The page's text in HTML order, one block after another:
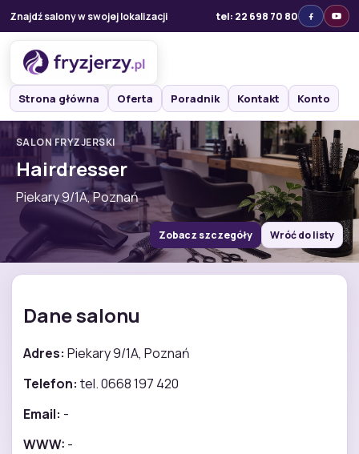
Znajdź salony w swojej lokalizacji tel: 22 698 70 80
Strona główna Oferta Poradnik Kontakt Konto
SALON FRYZJERSKI
Hairdresser
Piekary 9/1A, Poznań
Zobacz szczegóły Wróć do listy
Dane salonu
Adres: Piekary 9/1A, Poznań
Telefon: tel. 0668 197 420
Email: -
WWW: -